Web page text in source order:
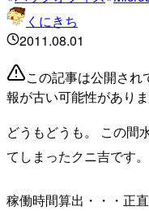
くにきち
2011.08.01
この記事は公開さ
報が古い可能性があり
どうもどうも。 この間
てしまったクニ吉です。
稼働時間算出・・・正